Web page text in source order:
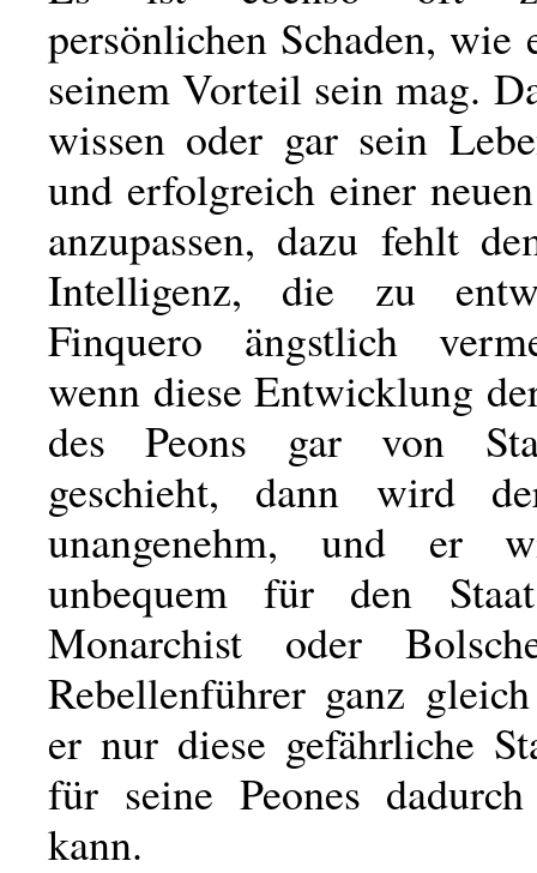
persönlichen Schaden, wie
seinem Vorteil sein mag.
wissen oder gar sein
und erfolgreich einer
anzupassen, dazu fehlt
Intelligenz, die zu
Finquero ängstlich
wenn diese Entwicklung
des Peons gar von
geschieht, dann wird
unangenehm, und er
unbequem für den
Monarchist oder
Rebellenführer ganz
er nur diese gefährliche
für seine Peones
kann.